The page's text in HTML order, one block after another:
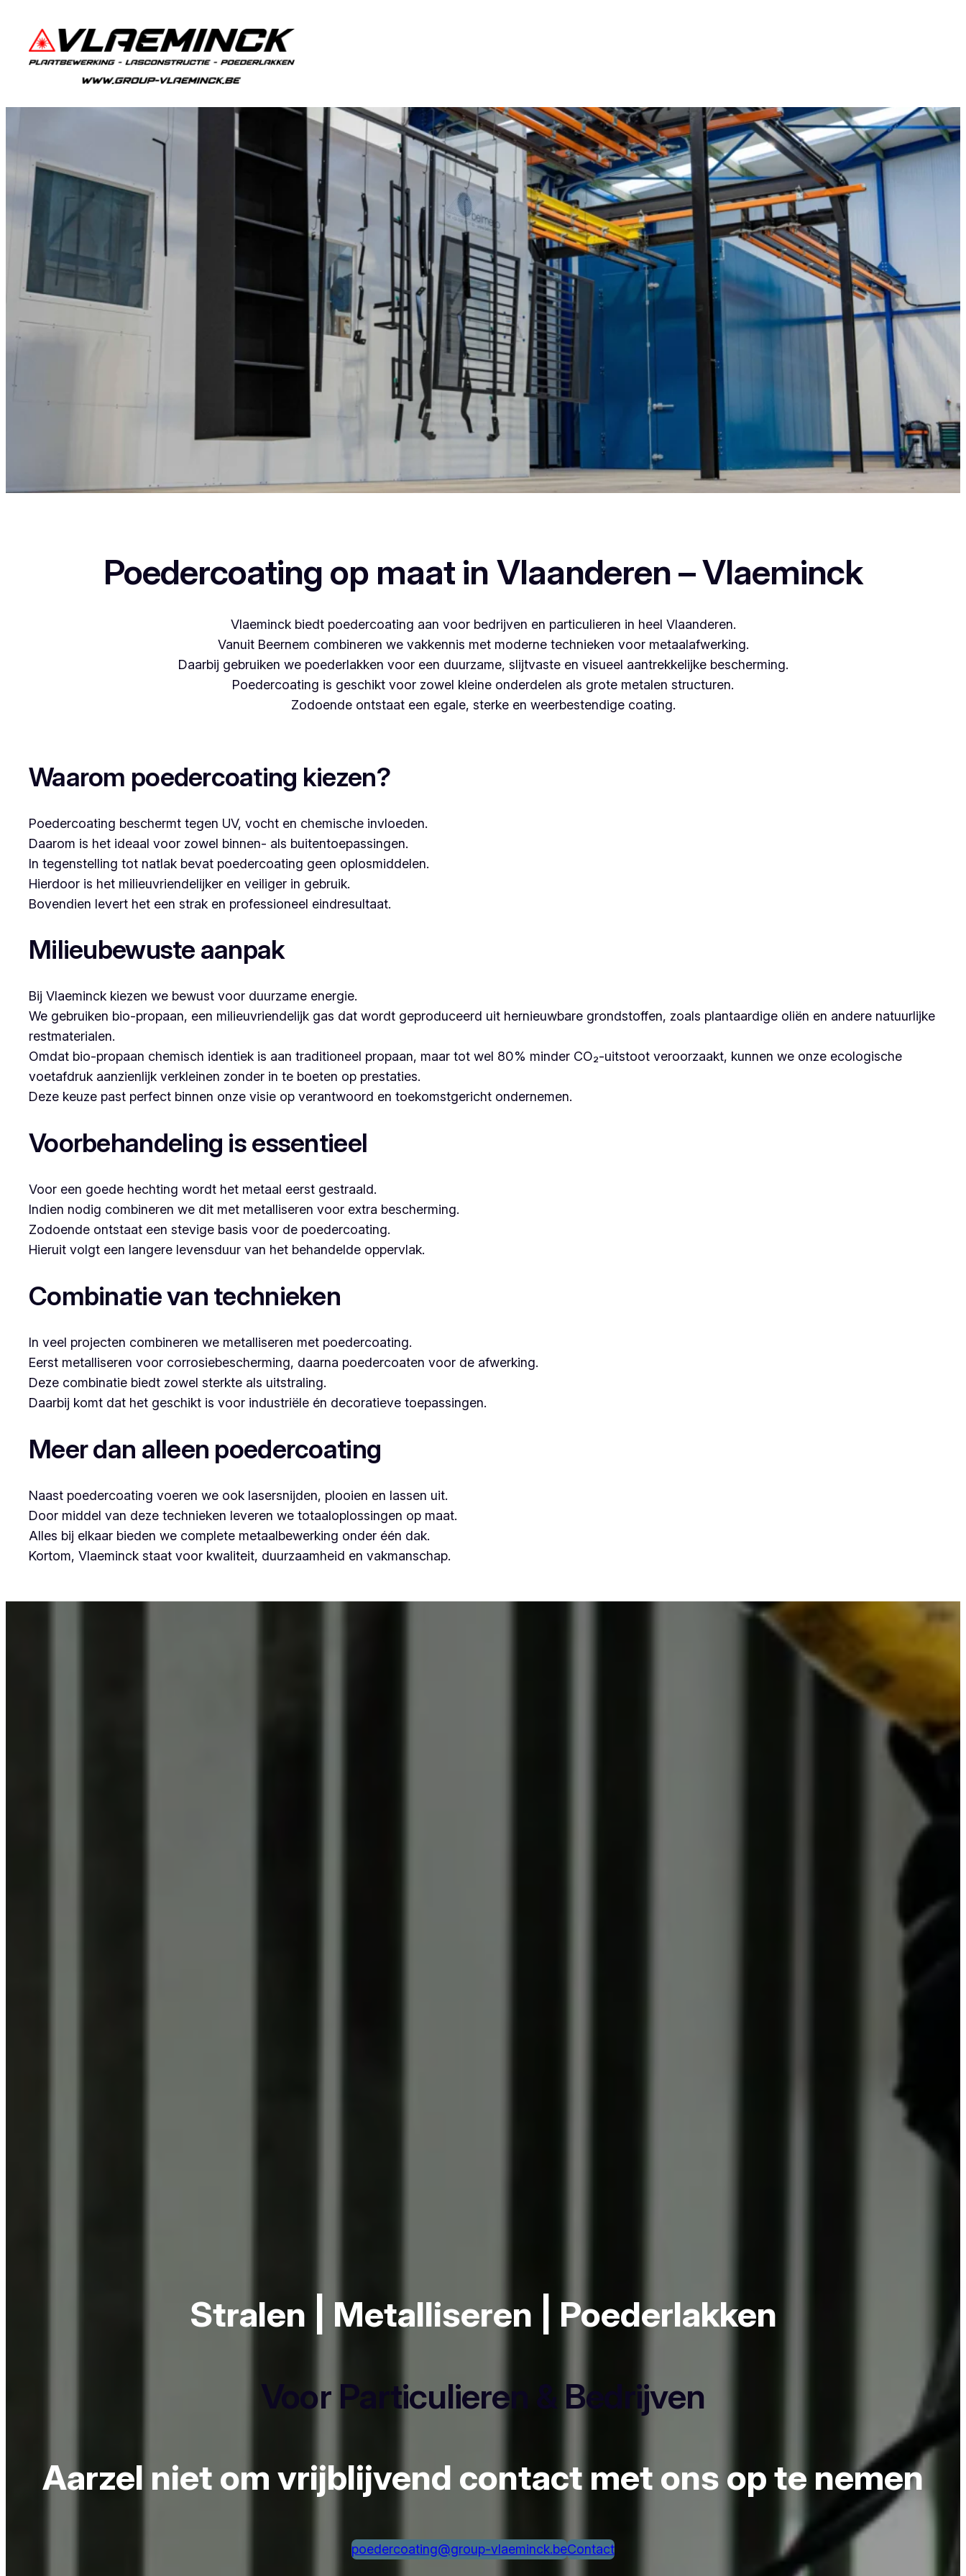
Poedercoating op maat in Vlaanderen – Vlaeminck
Vlaeminck biedt poedercoating aan voor bedrijven en particulieren in heel Vlaanderen.
Vanuit Beernem combineren we vakkennis met moderne technieken voor metaalafwerking.
Daarbij gebruiken we poederlakken voor een duurzame, slijtvaste en visueel aantrekkelijke bescherming.
Poedercoating is geschikt voor zowel kleine onderdelen als grote metalen structuren.
Zodoende ontstaat een egale, sterke en weerbestendige coating.
Waarom poedercoating kiezen?
Poedercoating beschermt tegen UV, vocht en chemische invloeden.
Daarom is het ideaal voor zowel binnen- als buitentoepassingen.
In tegenstelling tot natlak bevat poedercoating geen oplosmiddelen.
Hierdoor is het milieuvriendelijker en veiliger in gebruik.
Bovendien levert het een strak en professioneel eindresultaat.
Milieubewuste aanpak
Bij Vlaeminck kiezen we bewust voor duurzame energie.
We gebruiken bio-propaan, een milieuvriendelijk gas dat wordt geproduceerd uit hernieuwbare grondstoffen, zoals plantaardige oliën en andere natuurlijke
restmaterialen.
Omdat bio-propaan chemisch identiek is aan traditioneel propaan, maar tot wel 80% minder CO₂-uitstoot veroorzaakt, kunnen we onze ecologische
voetafdruk aanzienlijk verkleinen zonder in te boeten op prestaties.
Deze keuze past perfect binnen onze visie op verantwoord en toekomstgericht ondernemen.
Voorbehandeling is essentieel
Voor een goede hechting wordt het metaal eerst gestraald.
Indien nodig combineren we dit met metalliseren voor extra bescherming.
Zodoende ontstaat een stevige basis voor de poedercoating.
Hieruit volgt een langere levensduur van het behandelde oppervlak.
Combinatie van technieken
In veel projecten combineren we metalliseren met poedercoating.
Eerst metalliseren voor corrosiebescherming, daarna poedercoaten voor de afwerking.
Deze combinatie biedt zowel sterkte als uitstraling.
Daarbij komt dat het geschikt is voor industriële én decoratieve toepassingen.
Meer dan alleen poedercoating
Naast poedercoating voeren we ook lasersnijden, plooien en lassen uit.
Door middel van deze technieken leveren we totaaloplossingen op maat.
Alles bij elkaar bieden we complete metaalbewerking onder één dak.
Kortom, Vlaeminck staat voor kwaliteit, duurzaamheid en vakmanschap.
Stralen | Metalliseren | Poederlakken
Voor Particulieren & Bedrijven
Aarzel niet om vrijblijvend contact met ons op te nemen
poedercoating@group-vlaeminck.beContact